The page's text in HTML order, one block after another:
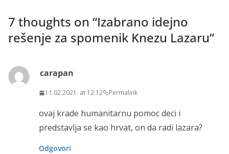
7 thoughts on “Izabrano idejno
rešenje za spomenik Knezu Lazaru”
carapan
11.02.2021. at 12:12 Permalink
ovaj krade humanitarnu pomoc deci i
predstavlja se kao hrvat, on da radi lazara?
Odgovori